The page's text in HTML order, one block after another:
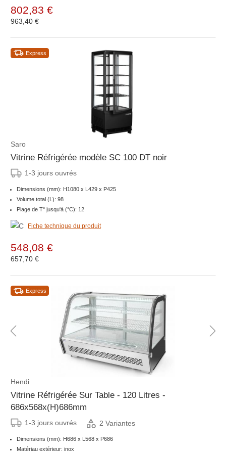
802,83 €
963,40 €
Express
Saro
Vitrine Réfrigérée modèle SC 100 DT noir
1-3 jours ouvrés
Dimensions (mm): H1080 x L429 x P425
Volume total (L): 98
Plage de T° jusqu'à (°C): 12
Fiche technique du produit
548,08 €
657,70 €
Express
Hendi
Vitrine Réfrigérée Sur Table - 120 Litres -
686x568x(H)686mm
1-3 jours ouvrés 2 Variantes
Dimensions (mm): H686 x L568 x P686
Matériau extérieur: inox